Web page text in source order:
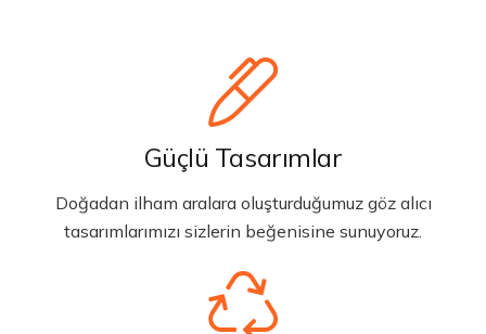
Güçlü Tasarımlar
Doğadan ilham aralara oluşturduğumuz göz alıcı
tasarımlarımızı sizlerin beğenisine sunuyoruz.